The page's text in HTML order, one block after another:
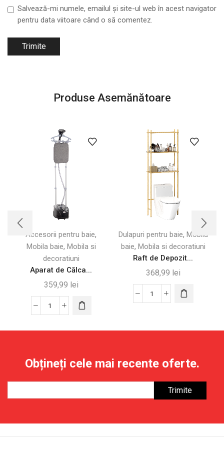
Salvează-mi numele, emailul și site-ul web în acest navigator
pentru data viitoare când o să comentez.
Produse Asemănătoare
Accesorii pentru baie,
Mobila baie, Mobila si
decoratiuni
Aparat de Călca...
359,99 lei
Cantitate
Vertical
cu
Abur,
Dulapuri pentru baie, Mobila
baie, Mobila si decoratiuni
Raft de Depozit...
368,99 lei
Cantitate
Bambus
pentru
Baie
Obțineți cele mai recente oferte.